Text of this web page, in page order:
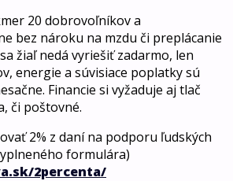
20 dobrovoľníkov a
bez nároku na mzdu či preplácanie
žiaľ nedá vyriešiť zadarmo, len
energie a súvisiace poplatky sú
Financie si vyžaduje aj tlač
či poštovné.
2% z daní na podporu ľudských
formulára)
2percenta/